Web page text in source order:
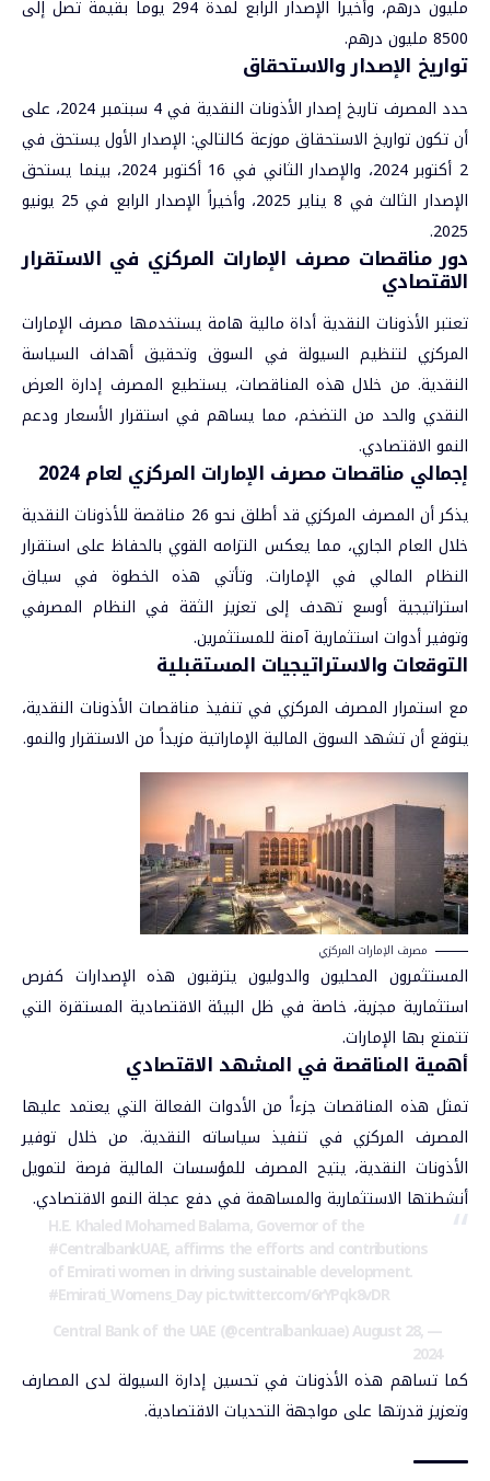
مليون درهم، وأخيراً الإصدار الرابع لمدة 294 يوماً بقيمة تصل إلى
8500 مليون درهم.
تواريخ الإصدار والاستحقاق
حدد المصرف تاريخ إصدار الأذونات النقدية في 4 سبتمبر 2024، على
أن تكون تواريخ الاستحقاق موزعة كالتالي: الإصدار الأول يستحق في
2 أكتوبر 2024، والإصدار الثاني في 16 أكتوبر 2024، بينما يستحق
الإصدار الثالث في 8 يناير 2025، وأخيراً الإصدار الرابع في 25 يونيو
2025.
دور مناقصات مصرف الإمارات المركزي في الاستقرار
الاقتصادي
تعتبر الأذونات النقدية أداة مالية هامة يستخدمها مصرف الإمارات
المركزي لتنظيم السيولة في السوق وتحقيق أهداف السياسة
النقدية. من خلال هذه المناقصات، يستطيع المصرف إدارة العرض
النقدي والحد من التضخم، مما يساهم في استقرار الأسعار ودعم
النمو الاقتصادي.
إجمالي مناقصات مصرف الإمارات المركزي لعام 2024
يذكر أن المصرف المركزي قد أطلق نحو 26 مناقصة للأذونات النقدية
خلال العام الجاري، مما يعكس التزامه القوي بالحفاظ على استقرار
النظام المالي في الإمارات. وتأتي هذه الخطوة في سياق
استراتيجية أوسع تهدف إلى تعزيز الثقة في النظام المصرفي
وتوفير أدوات استثمارية آمنة للمستثمرين.
التوقعات والاستراتيجيات المستقبلية
مع استمرار المصرف المركزي في تنفيذ مناقصات الأذونات النقدية،
يتوقع أن تشهد السوق المالية الإماراتية مزيداً من الاستقرار والنمو.
مصرف الإمارات المركزي
المستثمرون المحليون والدوليون يترقبون هذه الإصدارات كفرص
استثمارية مجزية، خاصة في ظل البيئة الاقتصادية المستقرة التي
تتمتع بها الإمارات.
أهمية المناقصة في المشهد الاقتصادي
تمثل هذه المناقصات جزءاً من الأدوات الفعالة التي يعتمد عليها
المصرف المركزي في تنفيذ سياساته النقدية. من خلال توفير
الأذونات النقدية، يتيح المصرف للمؤسسات المالية فرصة لتمويل
أنشطتها الاستثمارية والمساهمة في دفع عجلة النمو الاقتصادي.
H.E. Khaled Mohamed Balama, Governor of the
#CentralbankUAE, affirms the efforts and contributions
of Emirati women in driving sustainable development.
#Emirati_Womens_Daypic.twitter.com/6rYPqk8vDR
— Central Bank of the UAE (@centralbankuae)
August 28,
2024
كما تساهم هذه الأذونات في تحسين إدارة السيولة لدى المصارف
وتعزيز قدرتها على مواجهة التحديات الاقتصادية.